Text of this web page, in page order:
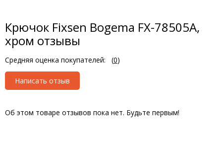
Крючок Fixsen Bogema FX-78505A,
хром отзывы
Средняя оценка покупателей: (0)
Написать отзыв
Об этом товаре отзывов пока нет. Будьте первым!